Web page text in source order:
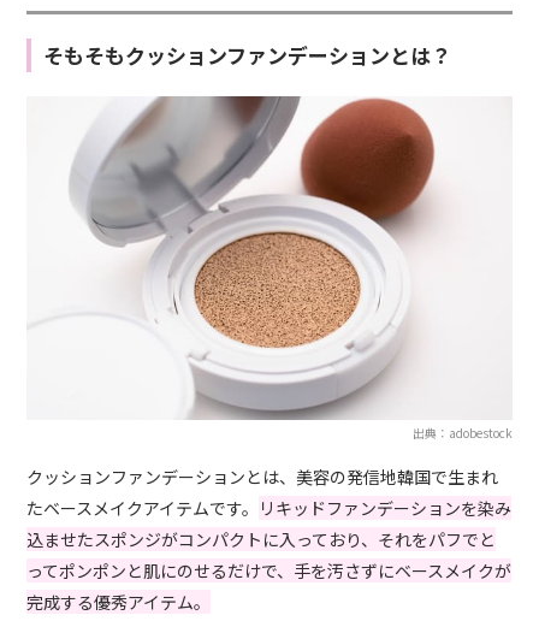
そもそもクッションファンデーションとは？
出典：adobestock
クッションファンデーションとは、美容の発信地韓国で生まれ
たベースメイクアイテムです。 リキッドファンデーションを染み
込ませたスポンジがコンパクトに入っており、それをパフでと
ってポンポンと肌にのせるだけで、手を汚さずにベースメイクが
完成する優秀アイテム。